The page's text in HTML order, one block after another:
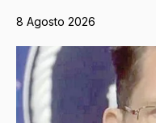
8 Agosto 2026